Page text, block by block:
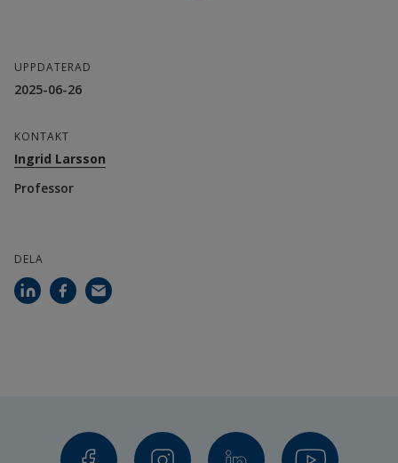
Reumatikerförbundet
FoU Spenshult, Halmstad
Lunds Universitet
Capio Movement
Epidemiology and Medical Technology
UPPDATERAD
2025-06-26
KONTAKT
Ingrid Larsson
Professor
DELA